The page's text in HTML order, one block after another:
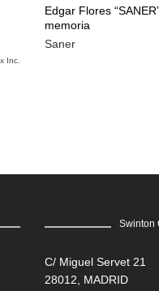
Inc.
Edgar Flores
memoria
Saner
Swinton
C/ Miguel Servet 21
28012, MADRID